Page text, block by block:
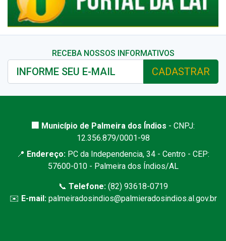
RECEBA NOSSOS INFORMATIVOS
CADASTRAR
🏢 Município de Palmeira dos Índios - CNPJ:
12.356.879/0001-98
📍 Endereço: PC da Independencia, 34 - Centro - CEP:
57600-010 - Palmeira dos Índios/AL
📞 Telefone:(82) 93618-0719
✉️ E-mail: palmeiradosindios@palmieradosindios.al.gov.br